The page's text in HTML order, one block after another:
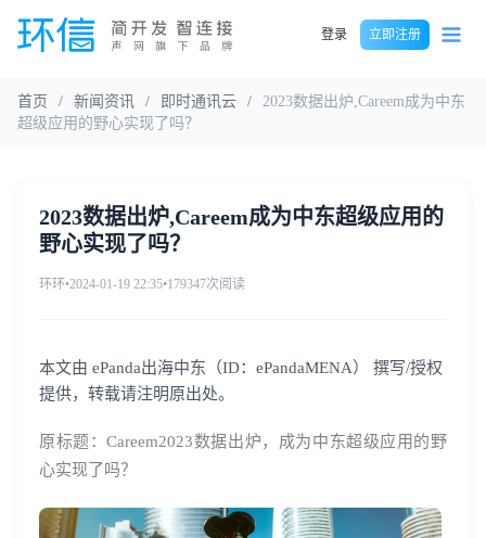
登录 立即注册
首页 / 新闻资讯 / 即时通讯云 /
2023数据出炉,Careem成为中东
超级应用的野心实现了吗？
2023数据出炉,Careem成为中东超级应用的
野心实现了吗？
环环•2024-01-19 22:35•179347次阅读
本文由 ePanda出海中东（ID：ePandaMENA） 撰写/授权
提供，转载请注明原出处。
原标题：Careem2023数据出炉，成为中东超级应用的野
心实现了吗？